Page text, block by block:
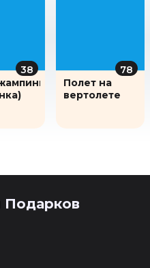
38
78
Полет на
вертолете
Подарков